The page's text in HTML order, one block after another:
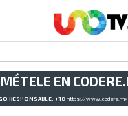
MÉTELE EN
RESPONSABLE. +18 https://www.codere.mx